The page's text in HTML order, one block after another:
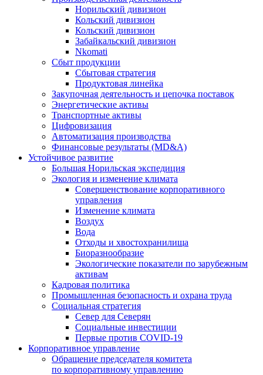
Норильский дивизион
Кольский дивизион
Кольский дивизион
Забайкальский дивизион
Nkomati
Сбыт продукции
Сбытовая стратегия
Продуктовая линейка
Закупочная деятельность и цепочка поставок
Энергетические активы
Транспортные активы
Цифровизация
Автоматизация производства
Финансовые результаты (MD&A)
Устойчивое развитие
Большая Норильская экспедиция
Экология и изменение климата
Совершенствование корпоративного
управления
Изменение климата
Воздух
Вода
Отходы и хвостохранилища
Биоразнообразие
Экологические показатели по зарубежным
активам
Кадровая политика
Промышленная безопасность и охрана труда
Социальная стратегия
Север для Северян
Социальные инвестиции
Первые против COVID‑19
Корпоративное управление
Обращение председателя комитета
по корпоративному управлению